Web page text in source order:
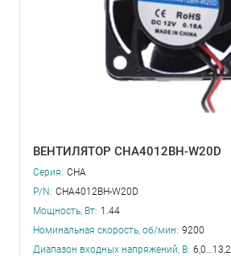
ВЕНТИЛЯТОР CHA4012BH-W20D
Серия: CHA
P/N: CHA4012BH-W20D
Мощность, Вт: 1.44
Номинальная скорость, об/мин: 9200
Диапазон входных напряжений, В: 6,0…13,2